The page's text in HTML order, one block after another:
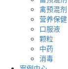
禽预混剂
营养保健
口服液
颗粒
中药
消毒